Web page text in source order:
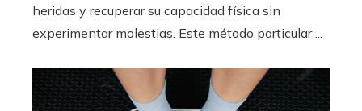
heridas y recuperar su capacidad física sin
experimentar molestias. Este método particular ...